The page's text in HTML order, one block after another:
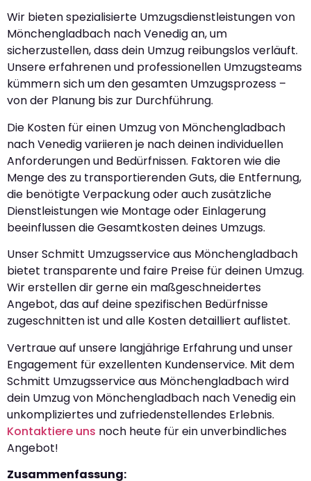
Wir bieten spezialisierte Umzugsdienstleistungen von
Mönchengladbach nach Venedig an, um
sicherzustellen, dass dein Umzug reibungslos verläuft.
Unsere erfahrenen und professionellen Umzugsteams
kümmern sich um den gesamten Umzugsprozess –
von der Planung bis zur Durchführung.
Die Kosten für einen Umzug von Mönchengladbach
nach Venedig variieren je nach deinen individuellen
Anforderungen und Bedürfnissen. Faktoren wie die
Menge des zu transportierenden Guts, die Entfernung,
die benötigte Verpackung oder auch zusätzliche
Dienstleistungen wie Montage oder Einlagerung
beeinflussen die Gesamtkosten deines Umzugs.
Unser Schmitt Umzugsservice aus Mönchengladbach
bietet transparente und faire Preise für deinen Umzug.
Wir erstellen dir gerne ein maßgeschneidertes
Angebot, das auf deine spezifischen Bedürfnisse
zugeschnitten ist und alle Kosten detailliert auflistet.
Vertraue auf unsere langjährige Erfahrung und unser
Engagement für exzellenten Kundenservice. Mit dem
Schmitt Umzugsservice aus Mönchengladbach wird
dein Umzug von Mönchengladbach nach Venedig ein
unkompliziertes und zufriedenstellendes Erlebnis.
Kontaktiere uns noch heute für ein unverbindliches
Angebot!
Zusammenfassung: